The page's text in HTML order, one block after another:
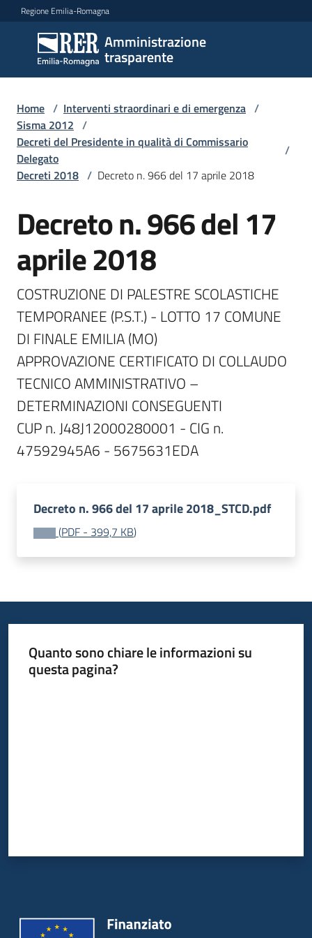
Vai al contenuto
Vai alla navigazione
Vai al footer
Regione Emilia-Romagna
Amministrazione
trasparente
Amministrazione
trasparente
Sottosezioni
Accesso
Home / Interventi straordinari e di emergenza /
Sisma 2012 /
Decreti del Presidente in qualità di Commissario
Delegato
/
Decreti 2018 / Decreto n. 966 del 17 aprile 2018
Decreto n. 966 del 17
aprile 2018
COSTRUZIONE DI PALESTRE SCOLASTICHE
TEMPORANEE (P.S.T.) - LOTTO 17 COMUNE
DI FINALE EMILIA (MO)
APPROVAZIONE CERTIFICATO DI COLLAUDO
TECNICO AMMINISTRATIVO –
DETERMINAZIONI CONSEGUENTI
CUP n. J48J12000280001 - CIG n.
47592945A6 - 5675631EDA
Decreto n. 966 del 17 aprile 2018_STCD.pdf
(PDF - 399,7 KB)
Quanto sono chiare le informazioni su
questa pagina?